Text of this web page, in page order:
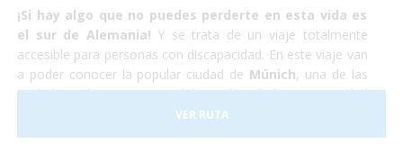
¡Si hay algo que no puedes perderte en esta vida es
el sur de Alemania! Y se trata de un viaje totalmente
accesible para personas con discapacidad. En este viaje van
a poder conocer la popular ciudad de Múnich, una de las
ciudades más importantes del mundo, y la hermosa ciudad
. No lo dudes más y atrévete
aviajar en tu silla de ruedaspor el sur de Alemania.
VER RUTA